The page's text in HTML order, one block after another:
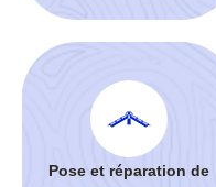
Pose et réparation de